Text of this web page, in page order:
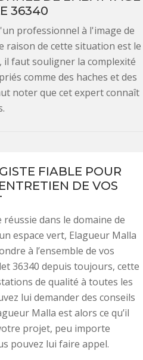
36340
professionnel à l'image de
raison de cette situation est le
faut souligner la complexité
comme des haches et des
noter que cet expert connaît
FIABLE POUR
DE VOS
réussie dans le domaine de
espace vert, Elagueur Malla
à l’ensemble de vos
36340 depuis toujours, cette
de qualité à toutes les
lui demander des conseils
Malla est alors ce qu’il
projet, peu importe
pouvez lui faire appel.